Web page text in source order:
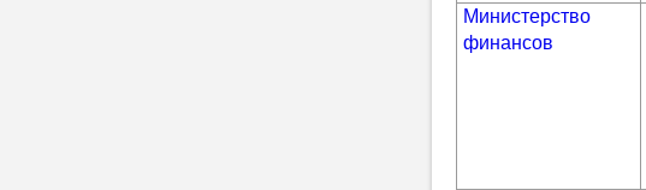
Министерство
финансов